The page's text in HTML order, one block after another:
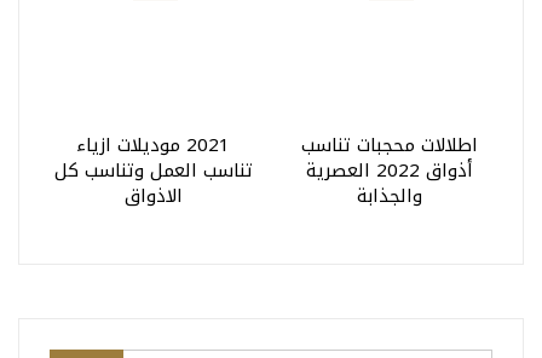
اطلالات محجبات تناسب
أذواق 2022 العصرية
والجذابة
2021 موديلات ازياء
تناسب العمل وتناسب كل
الاذواق